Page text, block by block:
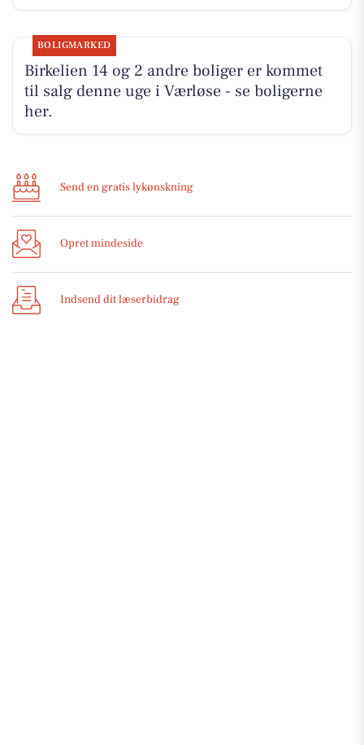
BOLIGMARKED
Birkelien 14 og 2 andre boliger er kommet
til salg denne uge i Værløse - se boligerne
her.
Send en gratis lykønskning
Opret mindeside
Indsend dit læserbidrag